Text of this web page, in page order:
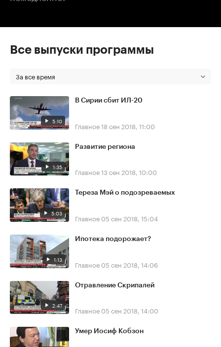
Все выпуски программы
За все время
5:10
В Сирии сбит ИЛ-20
Главное18 сен 2018, 11:00
1:35
Развитие региона
Главное13 сен 2018, 10:00
5:03
Тереза Мэй о подозреваемых
Главное 05 сен 2018, 15:04
1:13
Ипотека подорожает?
Главное 05 сен 2018, 14:06
2:47
Отравление Скрипалей
Главное 05 сен 2018, 14:00
Умер Иосиф Кобзон